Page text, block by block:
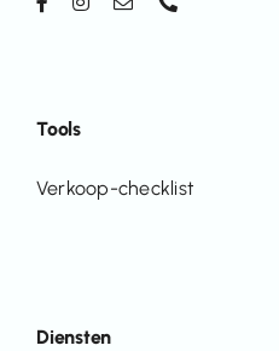
Diensten
Tools
Verkoop-checklist